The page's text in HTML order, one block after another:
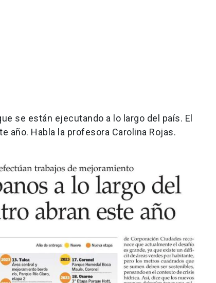
se están ejecutando a lo largo del país. El
año. Habla la profesora Carolina Rojas.